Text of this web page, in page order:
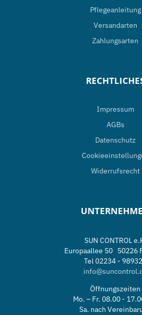
Pflegeanleitung
Versandarten
Zahlungsarten
Impressum
AGBs
Datenschutz
Widerrufsrecht
SUN CONTROL
Europaallee 50 50226
Tel 02234 -
Öffnungszeiten
Mo. – Fr. 08.00 -
Sa. nach